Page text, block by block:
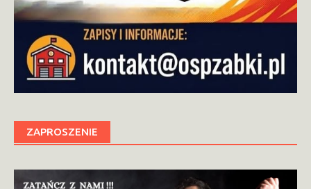
ZAPROSZENIE